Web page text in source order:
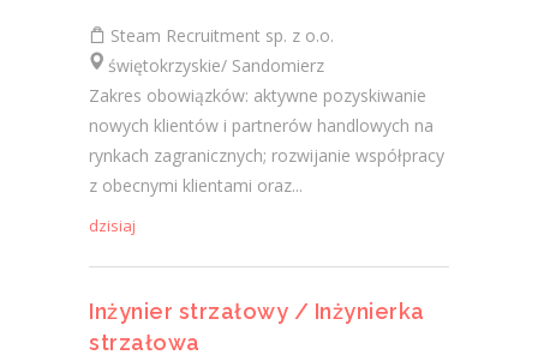
Steam Recruitment sp. z o.o.
świętokrzyskie/ Sandomierz
Zakres obowiązków: aktywne pozyskiwanie
nowych klientów i partnerów handlowych na
rynkach zagranicznych; rozwijanie współpracy
z obecnymi klientami oraz...
dzisiaj
Inżynier strzałowy / Inżynierka
strzałowa